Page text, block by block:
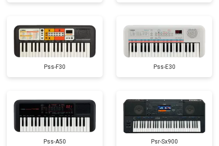
Pss-F30 Pss-E30
Pss-A50 Psr-Sx900